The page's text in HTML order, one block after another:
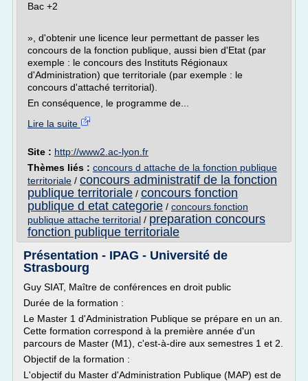
Bac +2
», d'obtenir une licence leur permettant de passer les
concours de la fonction publique, aussi bien d'Etat (par
exemple : le concours des Instituts Régionaux
d'Administration) que territoriale (par exemple : le
concours d'attaché territorial).
En conséquence, le programme de...
Lire la suite
Site : http://www2.ac-lyon.fr
Thèmes liés : concours d attache de la fonction publique
territoriale / concours administratif de la fonction
publique territoriale / concours fonction
publique d etat categorie / concours fonction
publique attache territorial / preparation concours
fonction publique territoriale
Présentation - IPAG - Université de
Strasbourg
Guy SIAT, Maître de conférences en droit public
Durée de la formation :
Le Master 1 d'Administration Publique se prépare en un an.
Cette formation correspond à la première année d'un
parcours de Master (M1), c'est-à-dire aux semestres 1 et 2.
Objectif de la formation :
L'objectif du Master d'Administration Publique (MAP) est de